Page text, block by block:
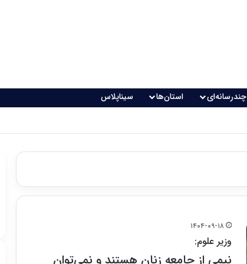
چندرسانه‌ای استان‌ها سیناپلاس
۱۴۰۴-۰۹-۱۸
وزیر علوم:
نیمی از جامعه زنان هستند و نمی‌توان